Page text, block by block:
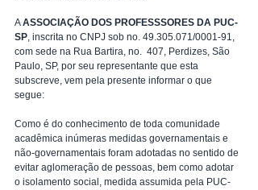
A ASSOCIAÇÃO DOS PROFESSSORES DA PUC-
SP, inscrita no CNPJ sob no. 49.305.071/0001-91,
com sede na Rua Bartira, no.  407, Perdizes, São
Paulo, SP, por seu representante que esta
subscreve, vem pela presente informar o que
segue:
Como é do conhecimento de toda comunidade
acadêmica inúmeras medidas governamentais e
não-governamentais foram adotadas no sentido de
evitar aglomeração de pessoas, bem como adotar
o isolamento social, medida assumida pela PUC-